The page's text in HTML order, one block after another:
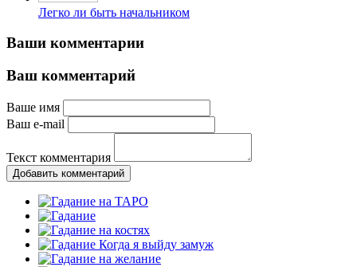
Легко ли быть начальником
Ваши комментарии
Ваш комментарий
Ваше имя
Ваш e-mail
Текст комментария
Добавить комментарий